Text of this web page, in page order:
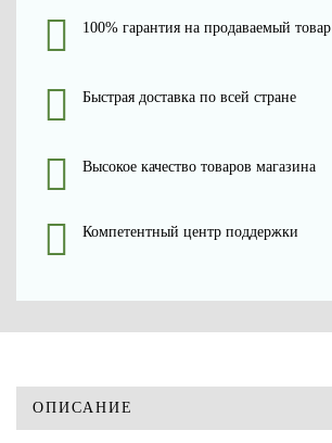
100% гарантия на продаваемый товар
Быстрая доставка по всей стране
Высокое качество товаров магазина
Компетентный центр поддержки
ОПИСАНИЕ